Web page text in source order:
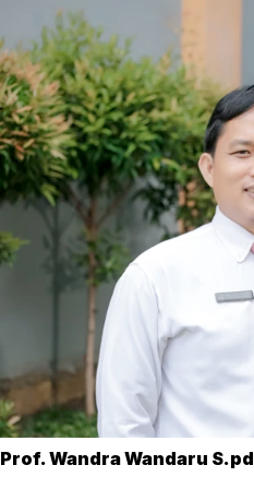
Prof. Wandra Wandaru S.pd